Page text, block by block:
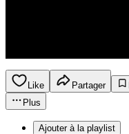
Like Partager
Plus
Ajouter à la playlist